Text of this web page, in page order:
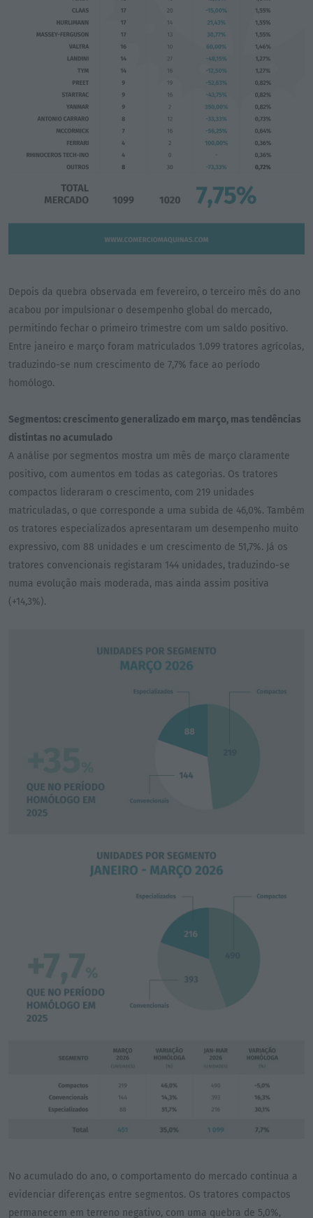
Depois da quebra observada em fevereiro, o terceiro mês do ano
acabou por impulsionar o desempenho global do mercado,
permitindo fechar o primeiro trimestre com um saldo positivo.
Entre janeiro e março foram matriculados 1.099 tratores agrícolas,
traduzindo-se num crescimento de 7,7% face ao período
homólogo.
Segmentos: crescimento generalizado em março, mas tendências
distintas no acumulado
A análise por segmentos mostra um mês de março claramente
positivo, com aumentos em todas as categorias. Os tratores
compactos lideraram o crescimento, com 219 unidades
matriculadas, o que corresponde a uma subida de 46,0%. Também
os tratores especializados apresentaram um desempenho muito
expressivo, com 88 unidades e um crescimento de 51,7%. Já os
tratores convencionais registaram 144 unidades, traduzindo-se
numa evolução mais moderada, mas ainda assim positiva
(+14,3%).
No acumulado do ano, o comportamento do mercado continua a
evidenciar diferenças entre segmentos. Os tratores compactos
permanecem em terreno negativo, com uma quebra de 5,0%,